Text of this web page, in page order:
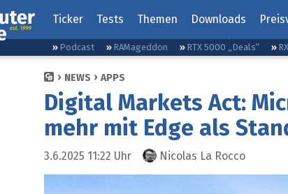
Ticker Tests Themen Downloads
Podcast RAMageddon RTX 5000 „Deals“
NEWS APPS
Digital Markets Act:
mehr mit Edge als
3.6.2025 11:22 Uhr Nicolas La Rocco